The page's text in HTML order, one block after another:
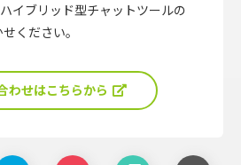
イブリッド型チャットツールの
ください。
わせはこちらから